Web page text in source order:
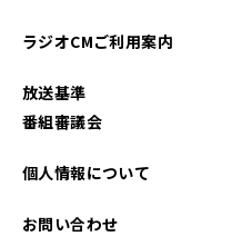
ラジオCMご利用案内
放送基準
番組審議会
個人情報について
お問い合わせ